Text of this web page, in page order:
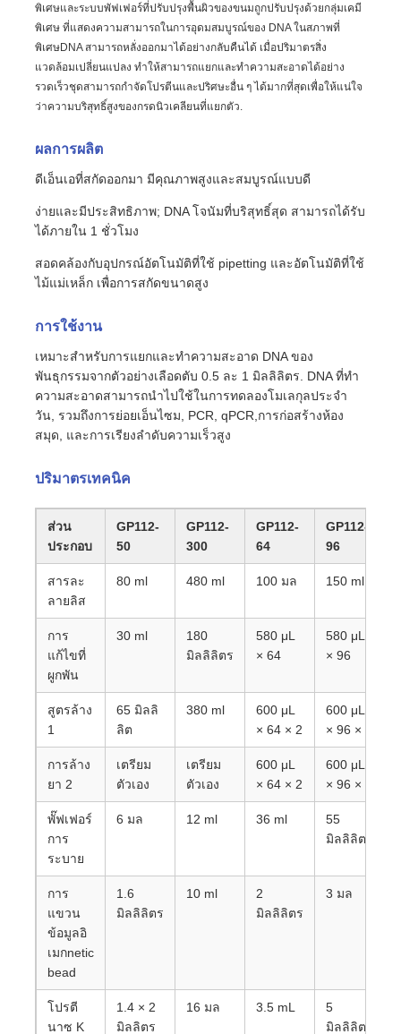
บ้าน
สินค้า
เกี่ยวกับเรา
พิเศษและระบบพัฟเฟอร์ที่ปรับปรุงพื้นผิวของขนมถูกปรับปรุงด้วยกลุ่มเคมี
พิเศษ ที่แสดงความสามารถในการอุดมสมบูรณ์ของ DNA ในสภาพที่
พิเศษDNA สามารถหลั่งออกมาได้อย่างกลับคืนได้ เมื่อปริมาตรสิ่ง
แวดล้อมเปลี่ยนแปลง ทําให้สามารถแยกและทําความสะอาดได้อย่าง
รวดเร็วชุดสามารถกําจัดโปรตีนและปริศษะอื่น ๆ ได้มากที่สุดเพื่อให้แน่ใจ
ว่าความบริสุทธิ์สูงของกรดนิวเคลียนที่แยกตัว.
ผลการผลิต
ดีเอ็นเอที่สกัดออกมา มีคุณภาพสูงและสมบูรณ์แบบดี
ง่ายและมีประสิทธิภาพ; DNA โจนัมที่บริสุทธิ์สุด สามารถได้รับ
ได้ภายใน 1 ชั่วโมง
สอดคล้องกับอุปกรณ์อัตโนมัติที่ใช้ pipetting และอัตโนมัติที่ใช้
ไม้แม่เหล็ก เพื่อการสกัดขนาดสูง
การใช้งาน
เหมาะสําหรับการแยกและทําความสะอาด DNA ของ
พันธุกรรมจากตัวอย่างเลือดตับ 0.5 ละ 1 มิลลิลิตร. DNA ที่ทํา
ความสะอาดสามารถนําไปใช้ในการทดลองโมเลกุลประจํา
วัน, รวมถึงการย่อยเอ็นไซม, PCR, qPCR,การก่อสร้างห้อง
สมุด, และการเรียงลําดับความเร็วสูง
ปริมาตรเทคนิค
ส่วน
ประกอบ
GP112-
50
GP112-
300
GP112-
64
GP112-
96
สารละ
ลายลิส
80 ml 480 ml 100 มล 150 ml
การ
แก้ไขที่
ผูกพัน
30 ml
180
มิลลิลิตร
580 μL
× 64
580 μL
× 96
สูตรล้าง
1
65 มิลลิ
ลิต
380 ml
600 μL
× 64 × 2
600 μL
× 96 × 2
การล้าง
ยา 2
เตรียม
ตัวเอง
เตรียม
ตัวเอง
600 μL
× 64 × 2
600 μL
× 96 × 2
พั๊ฟเฟอร์
การ
ระบาย
6 มล 12 ml 36 ml
55
มิลลิลิตร
การ
แขวน
ข้อมูลอิ
เมกnetic
bead
1.6
มิลลิลิตร
10 ml
2
มิลลิลิตร
3 มล
โปรตี
นาซ K
1.4 × 2
มิลลิตร
16 มล 3.5 mL
5
มิลลิลิตร